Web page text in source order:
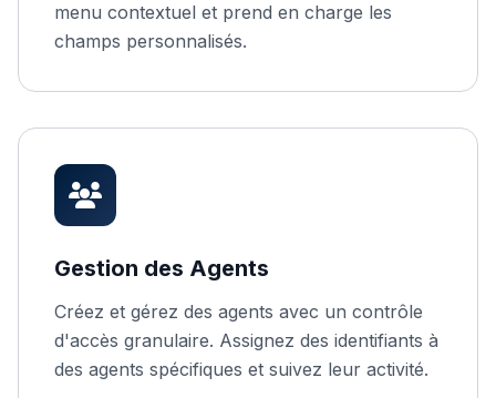
menu contextuel et prend en charge les
champs personnalisés.
Gestion des Agents
Créez et gérez des agents avec un contrôle
d'accès granulaire. Assignez des identifiants à
des agents spécifiques et suivez leur activité.